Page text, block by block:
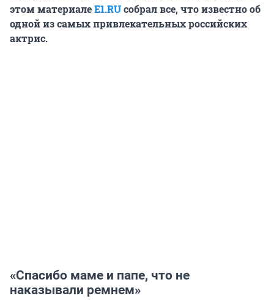
этом материалеE1.RUсобрал все, что известно об
одной из самых привлекательных российских
актрис.
«Спасибо маме и папе, что не
наказывали ремнем»